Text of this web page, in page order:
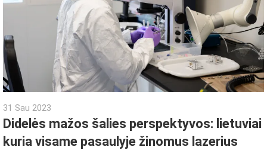
31 Sau 2023
Didelės mažos šalies perspektyvos: lietuviai
kuria visame pasaulyje žinomus lazerius